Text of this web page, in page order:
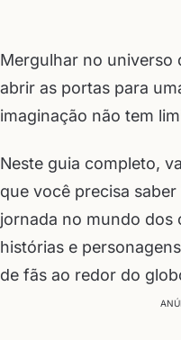
Mergulhar no universo
abrir as portas para
imaginação não tem
Neste guia completo,
que você precisa
jornada no mundo dos
histórias e
de fãs ao redor do